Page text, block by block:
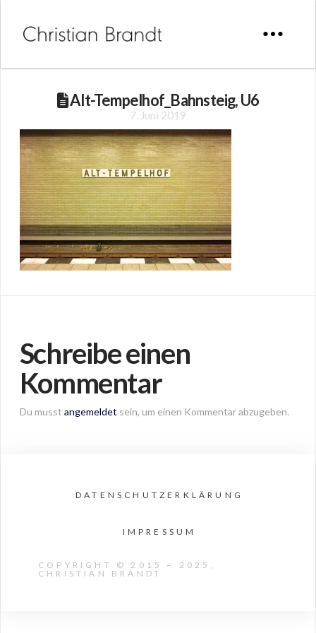
Alt-Tempelhof_Bahnsteig, U6
7. Juni 2019
Schreibe einen
Kommentar
Du musst angemeldet sein, um einen Kommentar abzugeben.
DATENSCHUTZERKLÄRUNG
IMPRESSUM
COPYRIGHT © 2015 – 2025,
CHRISTIAN BRANDT